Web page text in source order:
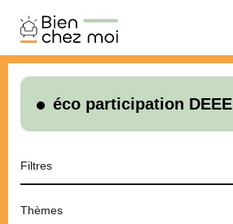
Bien
Chez
Moi
éco participation DEEE
Filtres
Thèmes